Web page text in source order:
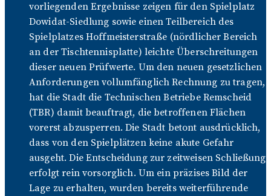
vorliegenden Ergebnisse zeigen für den Spielplatz
Dowidat-Siedlung sowie einen Teilbereich des
Spielplatzes Hoffmeisterstraße (nördlicher Bereich
an der Tischtennisplatte) leichte Überschreitungen
dieser neuen Prüfwerte. Um den neuen gesetzlichen
Anforderungen vollumfänglich Rechnung zu tragen,
hat die Stadt die Technischen Betriebe Remscheid
(TBR) damit beauftragt, die betroffenen Flächen
vorerst abzusperren. Die Stadt betont ausdrücklich,
dass von den Spielplätzen keine akute Gefahr
ausgeht. Die Entscheidung zur zeitweisen Schließung
erfolgt rein vorsorglich. Um ein präzises Bild der
Lage zu erhalten, wurden bereits weiterführende